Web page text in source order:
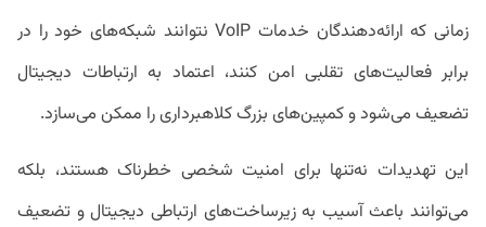
زمانی که ارائه‌دهندگان خدمات VoIP نتوانند شبکه‌های خود را در
برابر فعالیت‌های تقلبی امن کنند، اعتماد به ارتباطات دیجیتال
تضعیف می‌شود و کمپین‌های بزرگ کلاهبرداری را ممکن می‌سازد.
این تهدیدات نه‌تنها برای امنیت شخصی خطرناک هستند، بلکه
می‌توانند باعث آسیب به زیرساخت‌های ارتباطی دیجیتال و تضعیف